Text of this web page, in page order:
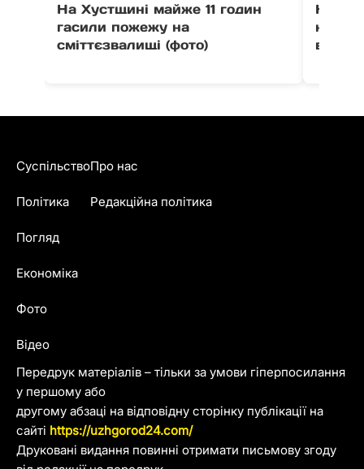
На Хустщині майже 11 годин
гасили пожежу на
сміттєзвалищі (фото)
На
Передрук матеріалів – тільки за умови гіперпосилання
у першому або
другому абзаці на відповідну сторінку публікації на
сайті https://uzhgorod24.com/
Друковані видання повинні отримати письмову згоду
Суспільство
Політика
Погляд
Економіка
Фото
Відео
Про нас
Редакційна політика